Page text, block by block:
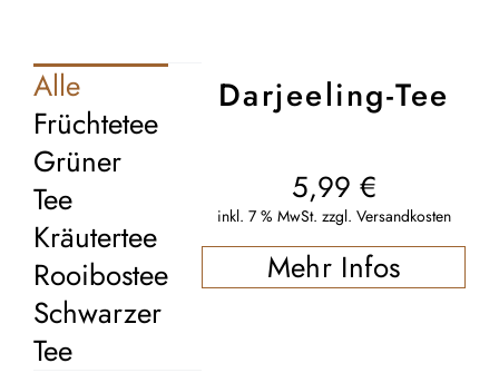
Alle
Früchtetee
Grüner
Tee
Kräutertee
Rooibostee
Schwarzer
Tee
Darjeeling-Tee
5,99 €
inkl. 7 % MwSt. zzgl. Versandkosten
Mehr Infos